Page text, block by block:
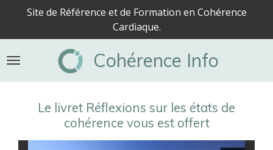
Passer
contenu
principal
Cohérence Info
Site de Référence et de Formation en Cohérence
Cardiaque.
Le livret Réflexions sur les états de
cohérence vous est offert